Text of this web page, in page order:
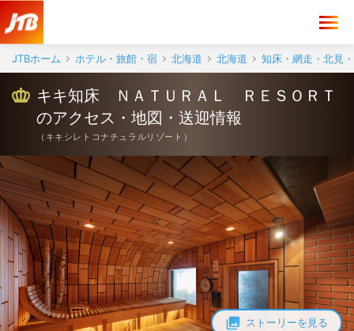
JTBホーム ホテル・旅館・宿 北海道 北海道 知床・網走・北見
ストーリーを見る
キキ知床 ＮＡＴＵＲＡＬ ＲＥＳＯＲＴ
のアクセス・地図・送迎情報
（ キキシレトコナチュラルリゾート ）